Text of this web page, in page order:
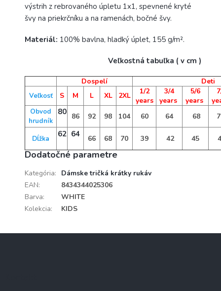
výstrih z rebrovaného úpletu 1x1, spevnené kryté
švy na priekrčníku a na ramenách, bočné švy.
Materiál: 100% bavlna, hladký úplet, 155 g/m².
Veľkostná tabuľka ( v cm )
Dospelí Deti
Veľkosť S M L XL 2XL
1/2
years
3/4
years
5/6
years
Obvod
hrudník
80 86 92 98 104 60 64 68
Dĺžka 62 64 66 68 70 39 42 45
Dodatočné parametre
Kategória:
Dámske tričká krátky rukáv
EAN:
8434344025306
Barva:
WHITE
Kolekcia: KIDS